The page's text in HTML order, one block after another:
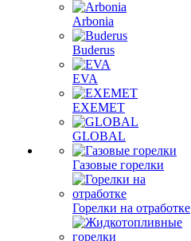
Arbonia
Buderus
EVA
EXEMET
GLOBAL
Газовые горелки
Горелки на отработке